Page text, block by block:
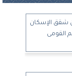
شقق الإسكان
القومى